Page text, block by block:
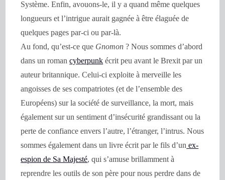
Système. Enfin, avouons-le, il y a quand même quelques
longueurs et l’intrigue aurait gagnée à être élaguée de
quelques pages par-ci ou par-là.
Au fond, qu’est-ce que Gnomon? Nous sommes d’abord
dans un romancyberpunk écrit peu avant le Brexit par un
auteur britannique. Celui-ci exploite à merveille les
angoisses de ses compatriotes (et de l’ensemble des
Européens) sur la société de surveillance, la mort, mais
également sur un sentiment d’insécurité grandissant ou la
perte de confiance envers l’autre, l’étranger, l’intrus. Nous
sommes également dans un livre écrit par le fils d’un ex-
espion de Sa Majesté, qui s’amuse brillamment à
reprendre les outils de son père pour nous perdre dans de